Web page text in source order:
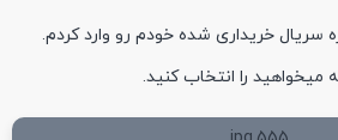
سریال خریداری شده خودم رو وارد کردم.
میخواهید را انتخاب کنید.